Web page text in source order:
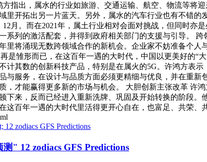
指出，属水的行业如旅游、交通运输、航空、物流等将
里开拓出另一片蓝天。另外，属水的汽车行业也有不错
月。而在2021年，属土行业相对会面对挑战，但同时
列的激活配套，并得到政府相关部门的支援与引导。
将涌现无数跨领域合作的新机会。企业家不妨准备个人
是雏形而已，在这百年一遇的大时代，中国以更美好的“
计其数的创新科技产品，特别是在属火的5G。许鸿方表
与服务，在设计与品质方面必须更精细与优良，并在重
才能赢得更多新的市场与机会。 大胆创新主张改革 许
来，反而已经进入重新洗牌、巩固及开始转换的阶段
百年一遇的大时代里活得更开心自在，也富足、共荣、
" 12 zodiacs GFS Predictions